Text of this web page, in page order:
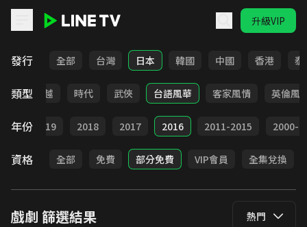
升級VIP
發行 全部 台灣 日本 韓國 中國 香港 泰
類型
俠 穿越 時代 武俠 台語風華 客家風情 英倫風
年份 2019 2018 2017 2016 2011-2015 2000-
資格 全部 免費 部分免費 VIP會員 全集兌換
戲劇 篩選結果 熱門